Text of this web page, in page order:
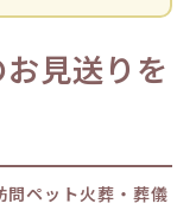
見送りを
ペット火葬・葬儀